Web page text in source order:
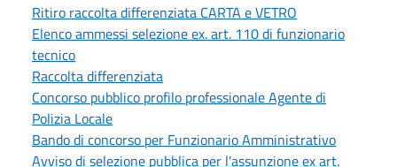
Ritiro raccolta differenziata CARTA e VETRO
Elenco ammessi selezione ex. art. 110 di funzionario
tecnico
Raccolta differenziata
Concorso pubblico profilo professionale Agente di
Polizia Locale
Bando di concorso per Funzionario Amministrativo
Avviso di selezione pubblica per l'assunzione ex art.